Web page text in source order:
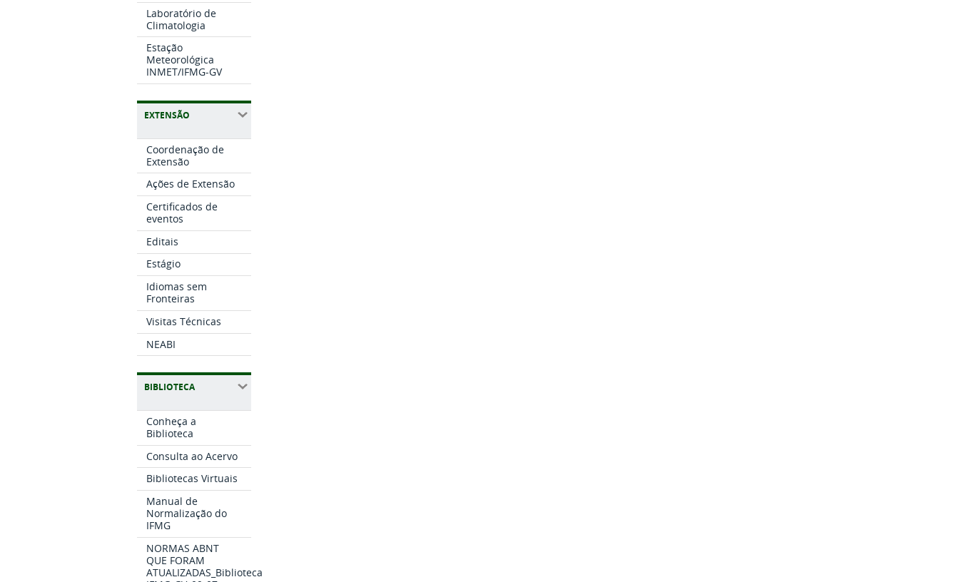
Laboratório de
Climatologia
Estação
Meteorológica
INMET/IFMG-GV
EXTENSÃO
Coordenação de
Extensão
Ações de Extensão
Certificados de
eventos
Editais
Estágio
Idiomas sem
Fronteiras
Visitas Técnicas
NEABI
BIBLIOTECA
Conheça a
Biblioteca
Consulta ao Acervo
Bibliotecas Virtuais
Manual de
Normalização do
IFMG
NORMAS ABNT
QUE FORAM
ATUALIZADAS_Biblioteca